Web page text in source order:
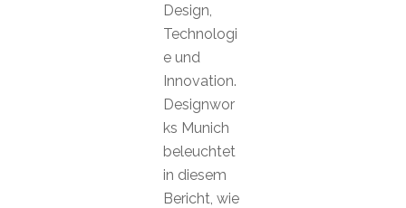
Design,
Technologi
e und
Innovation.
Designwor
ks Munich
beleuchtet
in diesem
Bericht, wie